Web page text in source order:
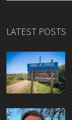
LATEST POSTS